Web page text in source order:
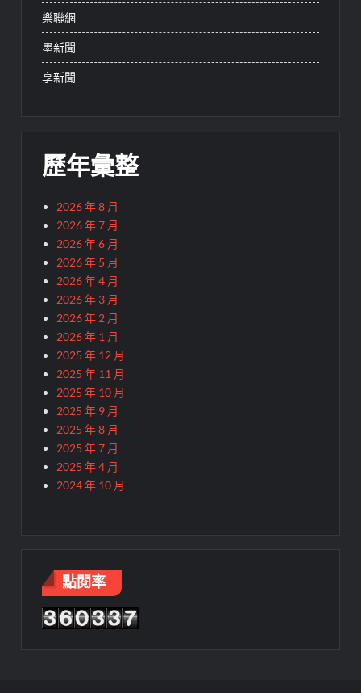
樂聯網
墨新聞
享新聞
歷年彙整
2026 年 8 月
2026 年 7 月
2026 年 6 月
2026 年 5 月
2026 年 4 月
2026 年 3 月
2026 年 2 月
2026 年 1 月
2025 年 12 月
2025 年 11 月
2025 年 10 月
2025 年 9 月
2025 年 8 月
2025 年 7 月
2025 年 4 月
2024 年 10 月
點閱率